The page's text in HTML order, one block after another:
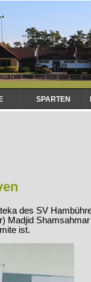
SPARTEN
des SV
Madjid
ist.